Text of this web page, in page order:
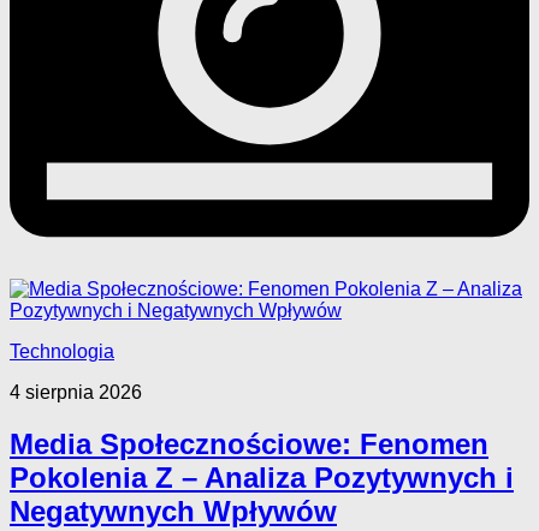
Technologia
4 sierpnia 2026
Media Społecznościowe: Fenomen
Pokolenia Z – Analiza Pozytywnych i
Negatywnych Wpływów